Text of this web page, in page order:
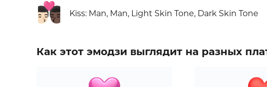
👨🏻‍❤️‍💋‍👨🏿 Kiss: Man, Man, Light Skin Tone, Dark Skin Tone
Как этот эмодзи выглядит на разных